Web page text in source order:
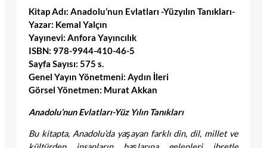
Kitap Adı: Anadolu’nun Evlatları -Yüzyılın Tanıkları-
Yazar: Kemal Yalçın
Yayınevi: Anfora Yayıncılık
ISBN: 978-9944-410-46-5
Sayfa Sayısı: 575 s.
Genel Yayın Yönetmeni: Aydın İleri
Görsel Yönetmen: Murat Akkan
Anadolu’nun Evlatları-Yüz Yılın Tanıkları
Bu kitapta, Anadolu’da yaşayan farklı din, dil, millet ve